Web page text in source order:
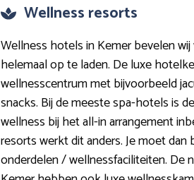
Wellness resorts
Wellness hotels in Kemer bevelen
helemaal op te laden. De luxe
wellnesscentrum met bijvoorbeeld
snacks. Bij de meeste spa-hotels is
wellness bij het all-in arrangement
resorts werkt dit anders. Je moet
onderdelen / wellnessfaciliteiten. De